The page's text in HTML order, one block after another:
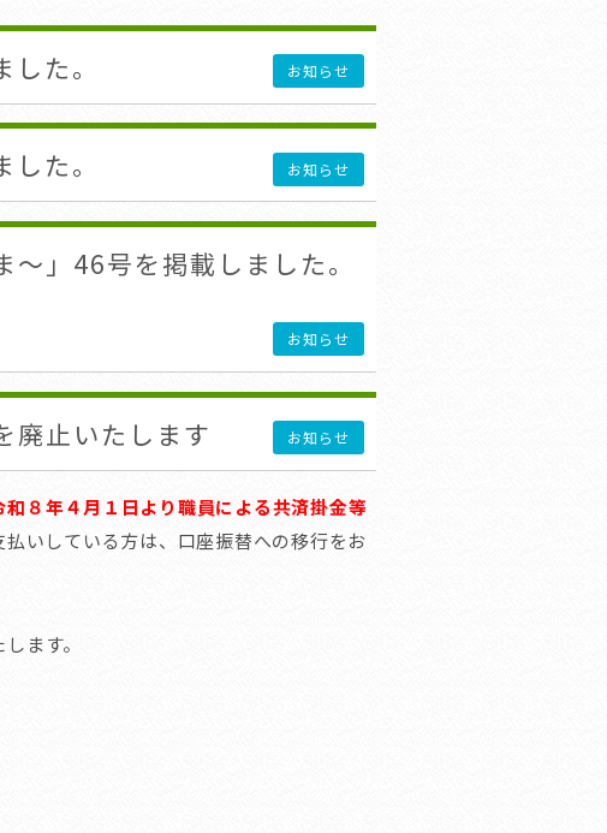
た。 お知らせ
た。 お知らせ
」46号を掲載しました。
お知らせ
廃止いたします お知らせ
和８年４月１日より職員による共済掛金等
いしている方は、口座振替への移行をお
ます。